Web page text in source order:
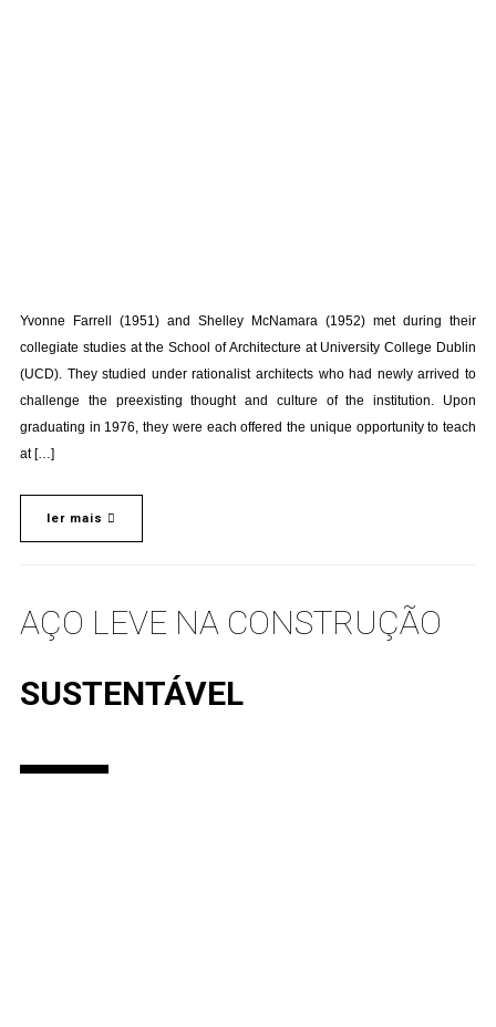
Yvonne Farrell (1951) and Shelley McNamara (1952) met during their
collegiate studies at the School of Architecture at University College Dublin
(UCD). They studied under rationalist architects who had newly arrived to
challenge the preexisting thought and culture of the institution. Upon
graduating in 1976, they were each offered the unique opportunity to teach
at […]
ler mais
AÇO LEVE NA CONSTRUÇÃO
SUSTENTÁVEL